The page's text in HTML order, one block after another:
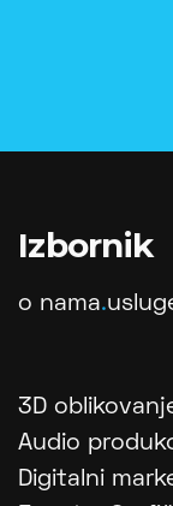
Izbornik
o nama.
3D
Audio
Digitalni